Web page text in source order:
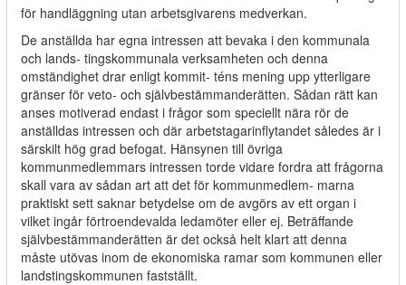
för handläggning utan arbetsgivarens medverkan.
De anställda har egna intressen att bevaka i den kommunala
och lands- tingskommunala verksamheten och denna
omständighet drar enligt kommit- téns mening upp ytterligare
gränser för veto- och självbestämmanderätten. Sådan rätt kan
anses motiverad endast i frågor som speciellt nära rör de
anställdas intressen och där arbetstagarinflytandet således är i
särskilt hög grad befogat. Hänsynen till övriga
kommunmedlemmars intressen torde vidare fordra att frågorna
skall vara av sådan art att det för kommunmedlem- marna
praktiskt sett saknar betydelse om de avgörs av ett organ i
vilket ingår förtroendevalda ledamöter eller ej. Beträffande
självbestämmanderätten är det också helt klart att denna
måste utövas inom de ekonomiska ramar som kommunen eller
landstingskommunen fastställt.